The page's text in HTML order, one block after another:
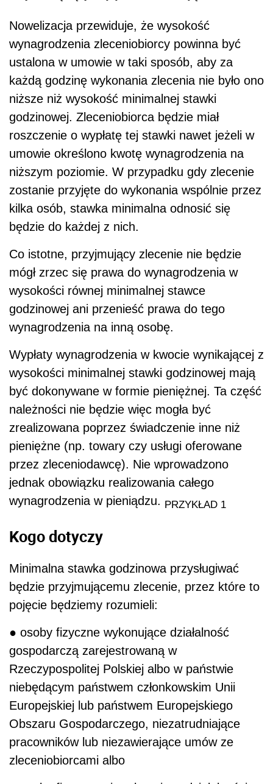
Nowelizacja przewiduje, że wysokość
wynagrodzenia zleceniobiorcy powinna być
ustalona w umowie w taki sposób, aby za
każdą godzinę wykonania zlecenia nie było ono
niższe niż wysokość minimalnej stawki
godzinowej. Zleceniobiorca będzie miał
roszczenie o wypłatę tej stawki nawet jeżeli w
umowie określono kwotę wynagrodzenia na
niższym poziomie. W przypadku gdy zlecenie
zostanie przyjęte do wykonania wspólnie przez
kilka osób, stawka minimalna odnosić się
będzie do każdej z nich.
Co istotne, przyjmujący zlecenie nie będzie
mógł zrzec się prawa do wynagrodzenia w
wysokości równej minimalnej stawce
godzinowej ani przenieść prawa do tego
wynagrodzenia na inną osobę.
Wypłaty wynagrodzenia w kwocie wynikającej z
wysokości minimalnej stawki godzinowej mają
być dokonywane w formie pieniężnej. Ta część
należności nie będzie więc mogła być
zrealizowana poprzez świadczenie inne niż
pieniężne (np. towary czy usługi oferowane
przez zleceniodawcę). Nie wprowadzono
jednak obowiązku realizowania całego
wynagrodzenia w pieniądzu. PRZYKŁAD 1
Kogo dotyczy
Minimalna stawka godzinowa przysługiwać
będzie przyjmującemu zlecenie, przez które to
pojęcie będziemy rozumieli:
● osoby fizyczne wykonujące działalność
gospodarczą zarejestrowaną w
Rzeczypospolitej Polskiej albo w państwie
niebędącym państwem członkowskim Unii
Europejskiej lub państwem Europejskiego
Obszaru Gospodarczego, niezatrudniające
pracowników lub niezawierające umów ze
zleceniobiorcami albo